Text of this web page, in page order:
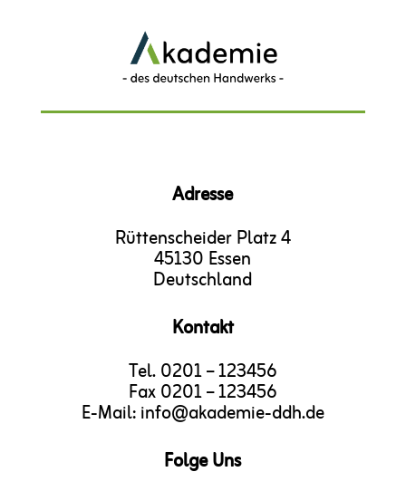
Adresse
Rüttenscheider Platz 4
45130 Essen
Deutschland
Kontakt
Tel. 0201 – 123456
Fax 0201 – 123456
E-Mail: info@akademie-ddh.de
Folge Uns